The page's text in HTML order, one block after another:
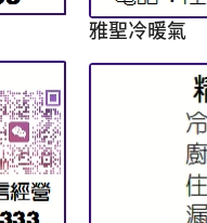
雅聖冷暖氣